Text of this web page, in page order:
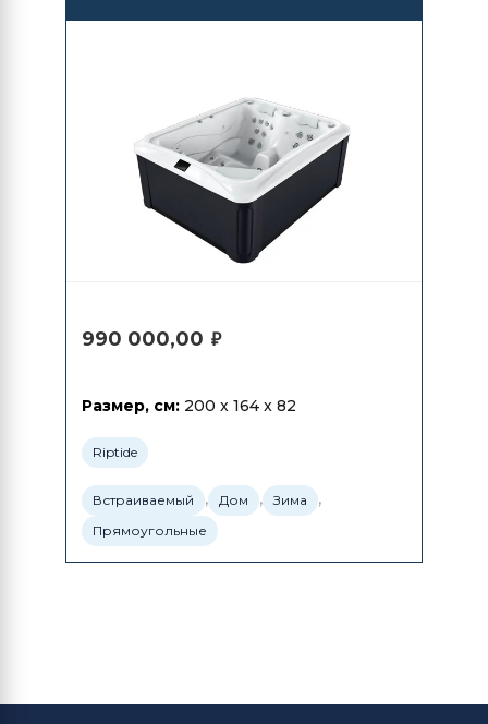
990 000,00 ₽
Размер, см: 200 x 164 x 82
Riptide
Встраиваемый , Дом , Зима ,
Прямоугольные